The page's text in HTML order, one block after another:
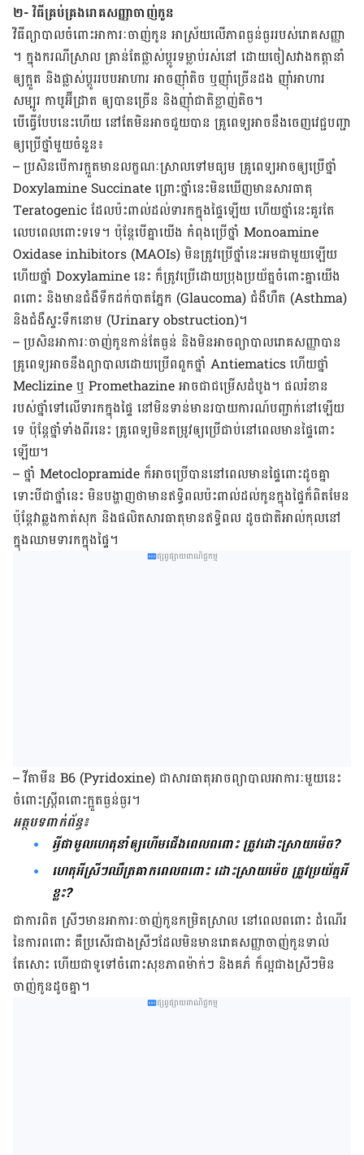
២- វិធី​គ្រប់​គ្រង​រោគសញ្ញា​ចាញ់​កូន
វិធី​​ព្យាបាល​ចំពោះ​អាការៈ​ចាញ់​កូន ​អាស្រ័យ​លើ​ភាព​ធ្ងន់ធ្ងររបស់​​រោគ​សញ្ញា​
។ ក្នុង​ករណី​ស្រាល គ្រាន់​តែ​ផ្លាស់​ប្ដូរទម្លាប់​​រស់​នៅ ដោយ​ចៀស​វាង​កត្តា​​នាំ​
ឲ្យ​ក្អួត និង​ផ្លាស់​ប្ដូរ​របប​​អាហារ អាច​ញ៉ាំ​តិច ឬ​ញ៉ាំ​ច្រើន​ដង ញ៉ាំ​អាហារ
សម្បូរ កាបូអ៊ីដ្រាត ឲ្យ​បាន​ច្រើន និង​ញ៉ាំ​ជាតិ​ខ្លាញ់​តិច។
​បើ​ធ្វើ​បែប​នេះ​ហើយ​ នៅ​តែ​មិន​អាច​ជួយ​បាន គ្រូពេទ្យ​អាច​នឹង​ចេញ​វេជ្ជ​បញ្ជា​
ឲ្យ​ប្រើ​ថ្នាំ​មួយ​ចំនួន៖
– ប្រសិន​បើ​ការ​ក្អួត​មាន​លក្ខណៈ​ស្រាលទៅ​មធ្យម គ្រូពេទ្យ​អាច​ឲ្យ​ប្រើ​ថ្នាំ
Doxylamine Succinate ព្រោះ​ថ្នាំ​នេះ​មិន​​ឃើញ​មាន​សារធាតុ​​
Teratogenic ដែល​ប៉ះពាល់​ដល់​ទារក​ក្នុង​ផ្ទៃ​ឡើយ ហើយ​ថ្នាំ​នេះ​គួរ​តែ​
លេប​ពេល​ពោះ​ទទេ។ ប៉ុន្តែ​​បើគ្នា​យើង​ កំពុង​ប្រើ​ថ្នាំ Monoamine
Oxidase inhibitors (MAOIs) មិន​ត្រូវ​ប្រើ​ថ្នាំ​នេះ​អម​ជាមួយឡើយ
ហើយ​ថ្នាំ Doxylamine នេះ​ ក៏​ត្រូវ​ប្រើ​ដោយ​ប្រុង​ប្រយ័ត្ន​ចំពោះគ្នា​យើង​
ពពោះ​ និង​មាន​ជំងឺទឹក​ដក់​បាត​​ភ្នែក (Glaucoma) ជំងឺ​ហឺត (Asthma)
និង​​ជំងឺ​ស្ទះ​ទឹក​នោម (Urinary obstruction)។
– ប្រសិន​អាការៈចាញ់​កូន​កាន់​តែ​ធ្ងន់ និង​មិន​អាច​ព្យាបាល​រោគ​សញ្ញា​បាន
គ្រូពេទ្យ​អាច​នឹង​​ព្យាបាល​ដោយ​ប្រើ​ពពួក​ថ្នាំ Antiematics ហើយ​ថ្នាំ
Meclizine ឬ Promethazine អាច​ជា​ជម្រើស​ដំបូង។ ផល​រំខាន​
របស់​ថ្នាំ​ទៅ​លើ​ទារក​ក្នុង​ផ្ទៃ​ នៅ​មិន​ទាន់​មាន​របាយ​ការណ៍​បញ្ជាក់​នៅ​ឡើយ​
ទេ ប៉ុន្តែ​ថ្នាំ​ទាំង​ពីរ​នេះ គ្រូពេទ្យ​មិន​តម្រូវ​ឲ្យ​ប្រើ​ជាប់នៅ​ពេល​មាន​ផ្ទៃ​ពោះ​
ឡើយ។
– ថ្នាំ Metoclopramide ក៏​អាច​ប្រើ​បាន​នៅ​ពេល​មាន​ផ្ទៃ​ពោះ​ដូច​គ្នា
ទោះ​បី​ជា​ថ្នាំ​នេះ ​មិន​បង្ហាញ​ថា​មាន​ឥទ្ធិពល​ប៉ះ​ពាល់​ដល់​កូន​ក្នុង​ផ្ទៃ​ក៏​ពិត​មែន
ប៉ុន្តែវា​ឆ្លង​កាត់​សុក និង​ផលិត​សារធាតុ​​មាន​ឥទ្ធិពល​ ដូច​ជាតិ​អាល់កុលនៅ​
ក្នុង​ឈាម​ទារក​ក្នុង​ផ្ទៃ។
ផ្សព្វផ្សាយពាណិជ្ជកម្ម
– វីតាមីន B6 (Pyridoxine) ជា​សារធាតុ​អាចព្យាបាល​អាការៈ​មួយនេះ
ចំពោះ​ស្ត្រីពពោះ​​ក្អួត​ធ្ងន់ធ្ងរ។
អត្ថបទ​ពាក់ព័ន្ធ៖
អ្វីជាមូលហេតុនាំឲ្យហើមជើងពេលពពោះ ត្រូវដោះស្រាយម៉េច?
ហេតុអីស្រីៗឈឺត្រគាកពេលពពោះ ដោះស្រាយម៉េច ត្រូវប្រយ័ត្នអី
ខ្លះ?
ជា​ការ​ពិត ស្រី​​ៗមាន​អាការៈ​ចាញ់​កូនកម្រិត​ស្រាល នៅ​ពេល​ពពោះ ដំណើរ​
នៃ​ការ​ពពោះ​ គឺ​​ប្រសើរ​ជាងស្រីៗដែល​មិន​មាន​រោគ​សញ្ញា​ចាញ់​កូន​ទាល់​
តែសោះ ហើយ​ជា​ទូទៅ​ចំពោះ​សុខភាពម៉ាក់ៗ និងគភ៌ ក៏​ល្អ​ជាង​ស្រីៗ​មិន​
ចាញ់​កូន​ដូច​គ្នា។
ផ្សព្វផ្សាយពាណិជ្ជកម្ម